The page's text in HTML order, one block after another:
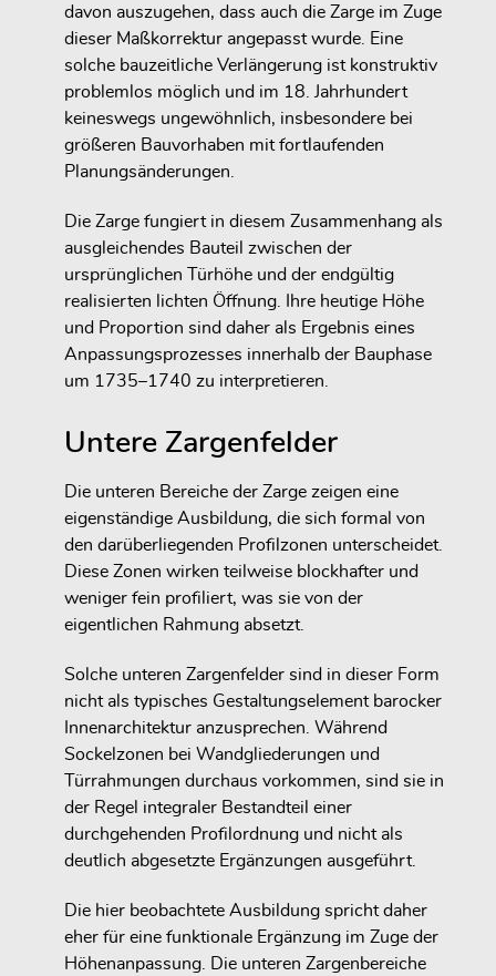
davon auszugehen, dass auch die Zarge im Zuge
dieser Maßkorrektur angepasst wurde. Eine
solche bauzeitliche Verlängerung ist konstruktiv
problemlos möglich und im 18. Jahrhundert
keineswegs ungewöhnlich, insbesondere bei
größeren Bauvorhaben mit fortlaufenden
Planungsänderungen.
Die Zarge fungiert in diesem Zusammenhang als
ausgleichendes Bauteil zwischen der
ursprünglichen Türhöhe und der endgültig
realisierten lichten Öffnung. Ihre heutige Höhe
und Proportion sind daher als Ergebnis eines
Anpassungsprozesses innerhalb der Bauphase
um 1735–1740 zu interpretieren.
Untere Zargenfelder
Die unteren Bereiche der Zarge zeigen eine
eigenständige Ausbildung, die sich formal von
den darüberliegenden Profilzonen unterscheidet.
Diese Zonen wirken teilweise blockhafter und
weniger fein profiliert, was sie von der
eigentlichen Rahmung absetzt.
Solche unteren Zargenfelder sind in dieser Form
nicht als typisches Gestaltungselement barocker
Innenarchitektur anzusprechen. Während
Sockelzonen bei Wandgliederungen und
Türrahmungen durchaus vorkommen, sind sie in
der Regel integraler Bestandteil einer
durchgehenden Profilordnung und nicht als
deutlich abgesetzte Ergänzungen ausgeführt.
Die hier beobachtete Ausbildung spricht daher
eher für eine funktionale Ergänzung im Zuge der
Höhenanpassung. Die unteren Zargenbereiche